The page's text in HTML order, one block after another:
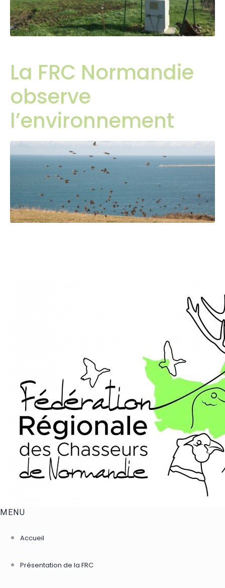
La FRC Normandie
observe
l’environnement
MENU
Accueil
Présentation de la FRC